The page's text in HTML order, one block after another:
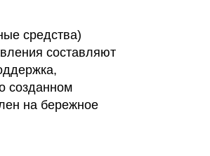
средства)
составляют
созданном
на бережное